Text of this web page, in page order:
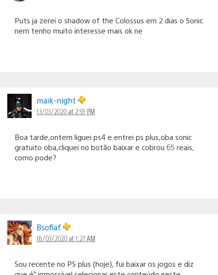
Puts ja zerei o shadow of the Colossus em 2 dias o Sonic
nem tenho muito interesse mais ok ne
maik-night
13/03/2020 at 2:59 PM
Boa tarde,ontem liguei ps4 e entrei ps plus,oba sonic
gratuito oba,cliquei no botão baixar e cobrou 65 reais,
como pode?
Bsofiaf
18/03/2020 at 1:27 AM
Sou recente no PS plus (hoje), fui baixar os jogos e diz